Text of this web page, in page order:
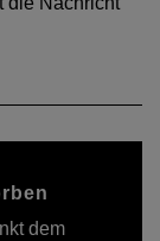
dem